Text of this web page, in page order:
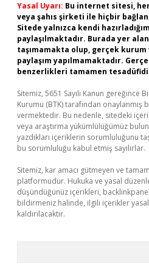
Yasal Uyarı: Bu internet sitesi,
veya şahıs şirketi ile hiçbir
Sitede yalnızca kendi
paylaşılmaktadır. Burada yer
taşımamakta olup, gerçek kurum
paylaşım yapılmamaktadır.
benzerlikleri tamamen
Sitemiz, 5651 Sayılı Kanun gereğince
Kurumu (BTK) tarafından onaylanmış
vermektedir. Bu nedenle, sitedeki
veya araştırma yükümlülüğümüz
yazdıkları içeriklerin sorumluluğunu
bu sorumluluğu kabul etmiş sayılırlar.
Sitemiz, kar amacı gütmeyen ve
platformudur. Hukuka ve yasal
düşündüğünüz içerikleri,
bildirmeniz halinde, ilgili içerikler
kaldırılacaktır.